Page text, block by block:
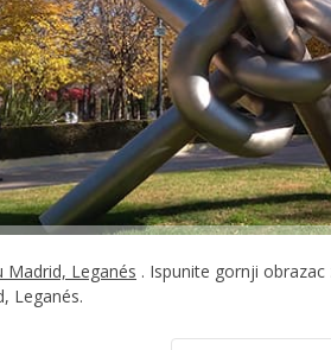
Leganés . Ispunite gornji
Leganés.